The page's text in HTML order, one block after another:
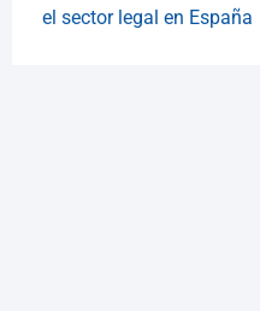
el sector legal en España